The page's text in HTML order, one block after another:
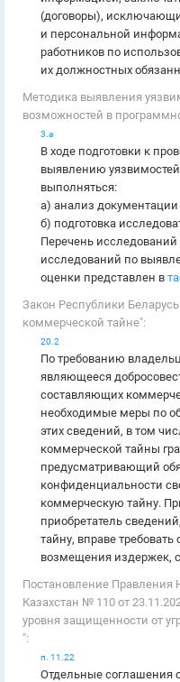
(договоры),
и персональной
работников по
их должностных
Методика выявления
возможностей в
3.а
В ходе подготовки к
выявлению
выполняться:
а) анализ
б) подготовка
Перечень
исследований по
оценки представлен в
Закон Республики
коммерческой тайне":
20.2
По требованию
являющееся
составляющих
необходимые меры по
этих сведений, в том
коммерческой тайны
предусматривающий
конфиденциальности
коммерческую тайну.
приобретатель
тайну, вправе
возмещения издержек,
Постановление Правления
Казахстан № 110 от
уровня защищенности от
":
п. 11.22
Отдельные соглашения